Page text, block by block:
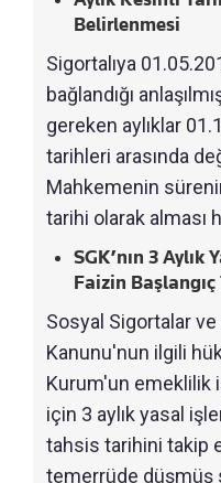
Belirlenmesi
Sigortalıya
bağlandığı
gereken aylıklar
tarihleri arasında
Mahkemenin
tarihi olarak alması
SGK’nın 3 Aylık
Faizin
Sosyal Sigortalar ve
Kanunu'nun ilgili
Kurum'un emeklilik
için 3 aylık yasal
tahsis tarihini takip
temerrüde düşmüş